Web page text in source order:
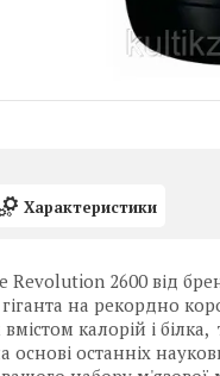
Характеристики
Revolution 2600 від
на рекордно
калорій і
основі останніх